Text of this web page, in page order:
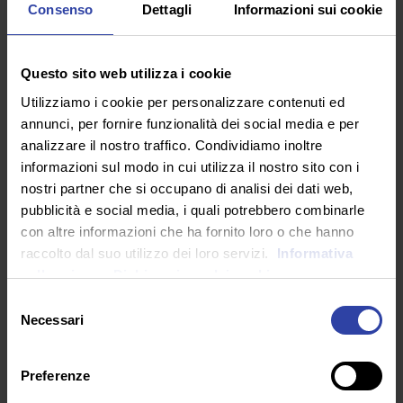
Consenso Dettagli Informazioni sui cookie
Questo sito web utilizza i cookie
Utilizziamo i cookie per personalizzare contenuti ed
annunci, per fornire funzionalità dei social media e per
analizzare il nostro traffico. Condividiamo inoltre
informazioni sul modo in cui utilizza il nostro sito con i
nostri partner che si occupano di analisi dei dati web,
pubblicità e social media, i quali potrebbero combinarle
con altre informazioni che ha fornito loro o che hanno
raccolto dal suo utilizzo dei loro servizi.
Informativa
sulla privacy. Dichiarazione dei cookie
delNecessari
Preferenze
L’altro filtro che agisce sul flusso degli eventi è
e questo per donarci l’illusione di poter controllare il
fallimentare tentativo di ingannare l’invecchiamento e
la caducità del corpo.
Eppure, l’imitazione e l’adesione a dei modelli
prestabiliti è parte dell’adolescenza da sempre, ed è
ovvio che una società così tecnologicamente avanzata
sforni miti edibili un tanto al chilo, ma la differenza
(nel senso del differire) rispetto all’era predigitale è
mercificazione) è la misurabilità e il dualismo del like
è la perfetta sintesi dell’onnipresente e dilagante